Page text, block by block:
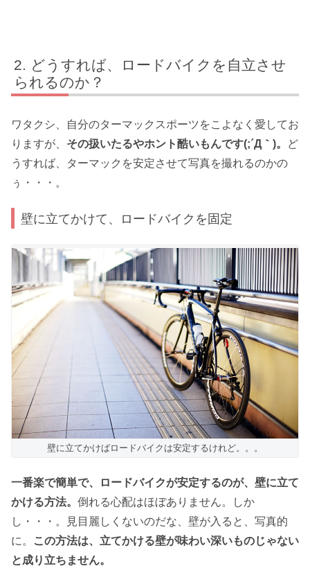
どうすれば、ロードバイクを自立させ
られるのか？
ワタクシ、自分のターマックスポーツをこよなく愛してお
りますが、 その扱いたるやホント酷いもんです(;´Д｀)。
ど
うすれば、ターマックを安定させて写真を撮れるのかの
ぅ・・・。
壁に立てかけて、ロードバイクを固定
壁に立てかけばロードバイクは安定するけれど。。。
一番楽で簡単で、ロードバイクが安定するのが、壁に立て
かける方法。 倒れる心配はほぼありません。しか
し・・・。見目麗しくないのだな、壁が入ると、写真的
に。
この方法は、立てかける壁が味わい深いものじゃない
と成り立ちません。